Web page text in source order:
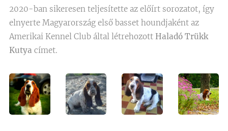
2020-ban sikeresen teljesítette az előírt sorozatot, így
elnyerte Magyarország első basset houndjaként az
Amerikai Kennel Club által létrehozott Haladó Trükk
Kutya címet.